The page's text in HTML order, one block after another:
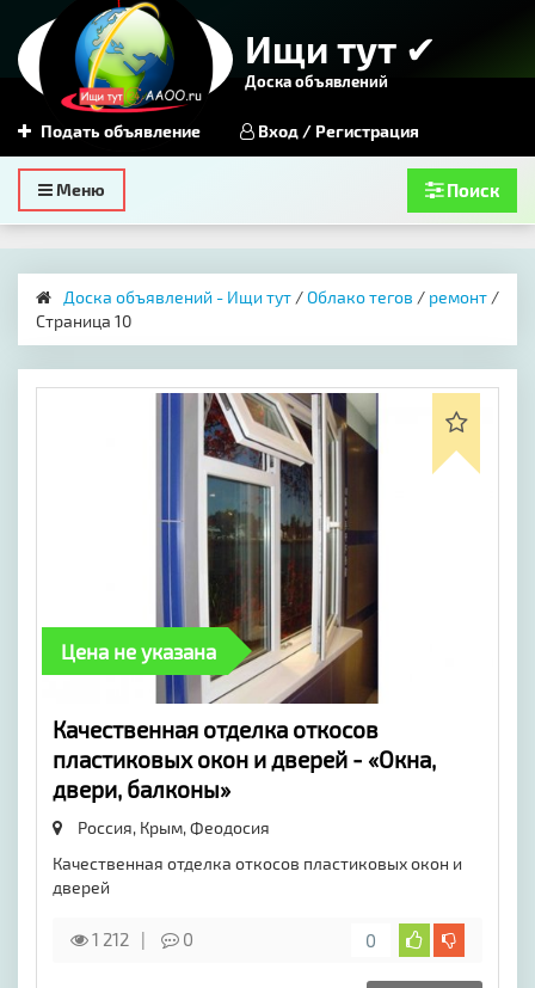
Ищи тут ✔
Доска объявлений
Подать объявление Вход / Регистрация
Toggle
navigation
Меню Поиск
Доска объявлений - Ищи тут /Облако тегов / ремонт /
Страница 10
Цена не указана
Качественная отделка откосов
пластиковых окон и дверей - «Окна,
двери, балконы»
Россия, Крым,Феодосия
Качественная отделка откосов пластиковых окон и
дверей
1 212 0 0